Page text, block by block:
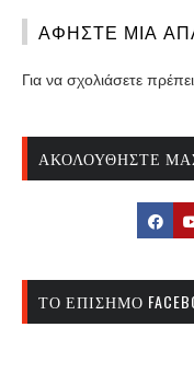
ΑΦΉΣΤΕ ΜΙΑ
Για να σχολιάσετε
ΑΚΟΛΟΥΘΉΣΤΕ
ΤΟ ΕΠΊΣΗΜΟ